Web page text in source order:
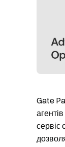
Gate
сервіс